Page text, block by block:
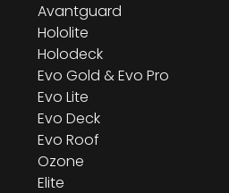
Avantguard
Hololite
Holodeck
Evo Gold & Evo Pro
Evo Lite
Evo Deck
Evo Roof
Ozone
Elite